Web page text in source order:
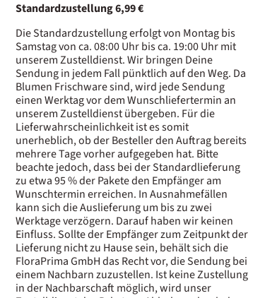
Standardzustellung 6,99€
Die Standardzustellung erfolgt von Montag bis
Samstag von ca. 08:00 Uhr bis ca. 19:00 Uhr mit
unserem Zustelldienst. Wir bringen Deine
Sendung in jedem Fall pünktlich auf den Weg. Da
Blumen Frischware sind, wird jede Sendung
einen Werktag vor dem Wunschliefertermin an
unserem Zustelldienst übergeben. Für die
Lieferwahrscheinlichkeit ist es somit
unerheblich, ob der Besteller den Auftrag bereits
mehrere Tage vorher aufgegeben hat. Bitte
beachte jedoch, dass bei der Standardlieferung
zu etwa 95 % der Pakete den Empfänger am
Wunschtermin erreichen. In Ausnahmefällen
kann sich die Auslieferung um bis zu zwei
Werktage verzögern. Darauf haben wir keinen
Einfluss. Sollte der Empfänger zum Zeitpunkt der
Lieferung nicht zu Hause sein, behält sich die
FloraPrima GmbH das Recht vor, die Sendung bei
einem Nachbarn zuzustellen. Ist keine Zustellung
in der Nachbarschaft möglich, wird unser